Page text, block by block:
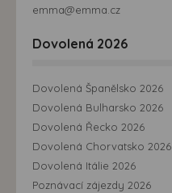
emma@emma.cz
Dovolená 2026
Dovolená Španělsko 2026
Dovolená Bulharsko 2026
Dovolená Řecko 2026
Dovolená Chorvatsko 2026
Dovolená Itálie 2026
Poznávací zájezdy 2026